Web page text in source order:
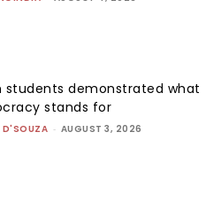
students demonstrated what
stands for
D'SOUZA - AUGUST 3, 2026